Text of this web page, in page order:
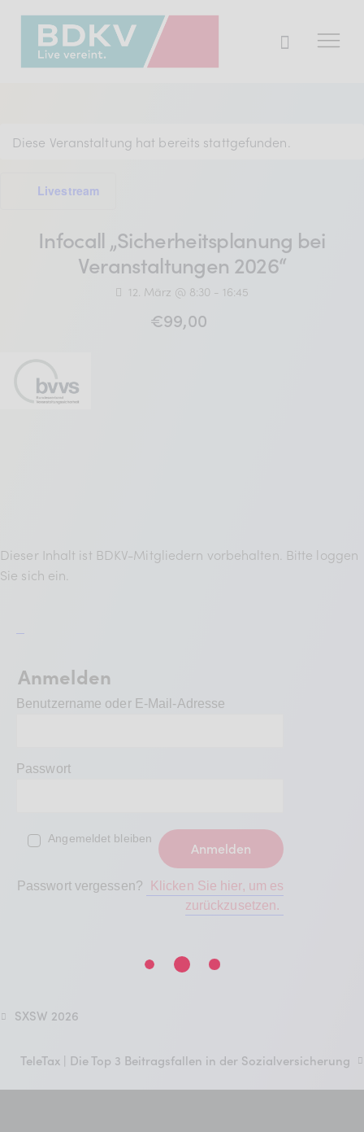
Diese Veranstaltung hat bereits stattgefunden.
Livestream
Infocall „Sicherheitsplanung bei
Veranstaltungen 2026“
12. März @ 8:30 - 16:45
€99,00
Dieser Inhalt ist BDKV-Mitgliedern vorbehalten. Bitte loggen
Sie sich ein.
Anmelden
Benutzername oder E-Mail-Adresse
Passwort
Angemeldet bleiben
Passwort vergessen?
Klicken Sie hier, um es
zurückzusetzen.
SXSW 2026
TeleTax | Die Top 3 Beitragsfallen in der Sozialversicherung
Themen & Markt
Presse
Mitglied werden
Mitgliederbereich
BDKV Academy
Juristische Beratung und